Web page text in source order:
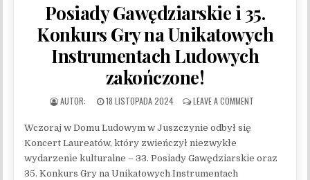
Posiady Gawędziarskie i 35.
Konkurs Gry na Unikatowych
Instrumentach Ludowych
zakończone!
PUBLISHED DATE:
18 LISTOPADA 2024 LEAVE A COMMENTON POSIADY
Wczoraj w Domu Ludowym w Juszczynie odbył się
Koncert Laureatów, który zwieńczył niezwykłe
wydarzenie kulturalne – 33. Posiady Gawędziarskie oraz
35. Konkurs Gry na Unikatowych Instrumentach